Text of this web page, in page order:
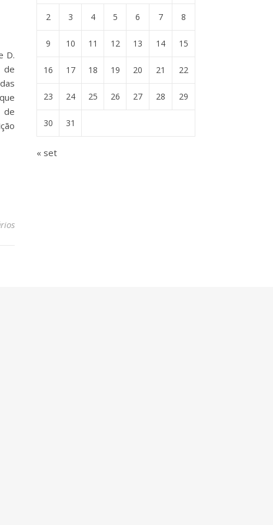
D.
de
de
2 3 4 5 6 7 8
9 10 11 12 13 14 15
16 17 18 19 20 21 22
23 24 25 26 27 28 29
30 31
« set